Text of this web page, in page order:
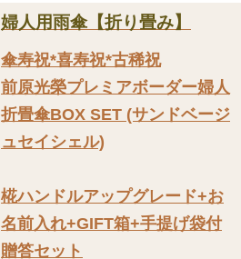
婦人用雨傘【折り畳み】
傘寿祝*喜寿祝*古稀祝
前原光榮プレミアボーダー婦人
折畳傘BOX SET (サンドベージ
ュセイシェル)
椛ハンドルアップグレード+お
名前入れ+GIFT箱+手提げ袋付
贈答セット